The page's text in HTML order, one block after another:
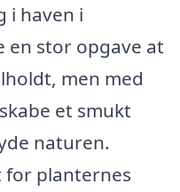
i haven i
en stor opgave at
men med
et smukt
naturen.
for planternes